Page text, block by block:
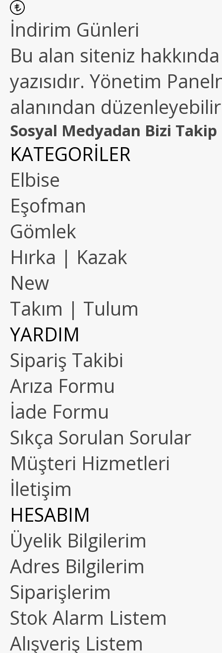
İndirim Günleri
Bu alan siteniz
yazısıdır. Yönetim
alanından
Sosyal Medyadan Bizi Takip
KATEGORİLER
Elbise
Eşofman
Gömlek
Hırka | Kazak
New
Takım | Tulum
YARDIM
Sipariş Takibi
Arıza Formu
İade Formu
Sıkça Sorulan Sorular
Müşteri Hizmetleri
İletişim
HESABIM
Üyelik Bilgilerim
Adres Bilgilerim
Siparişlerim
Stok Alarm Listem
Alışveriş Listem